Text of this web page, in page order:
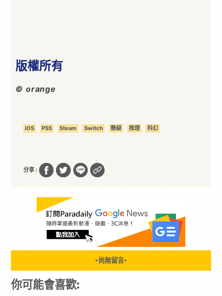
版權所有
© orange
iOS PS5 Steam Switch 懸疑 推理 科幻
分享 :
▼ 尚無留言▼
你可能會喜歡: